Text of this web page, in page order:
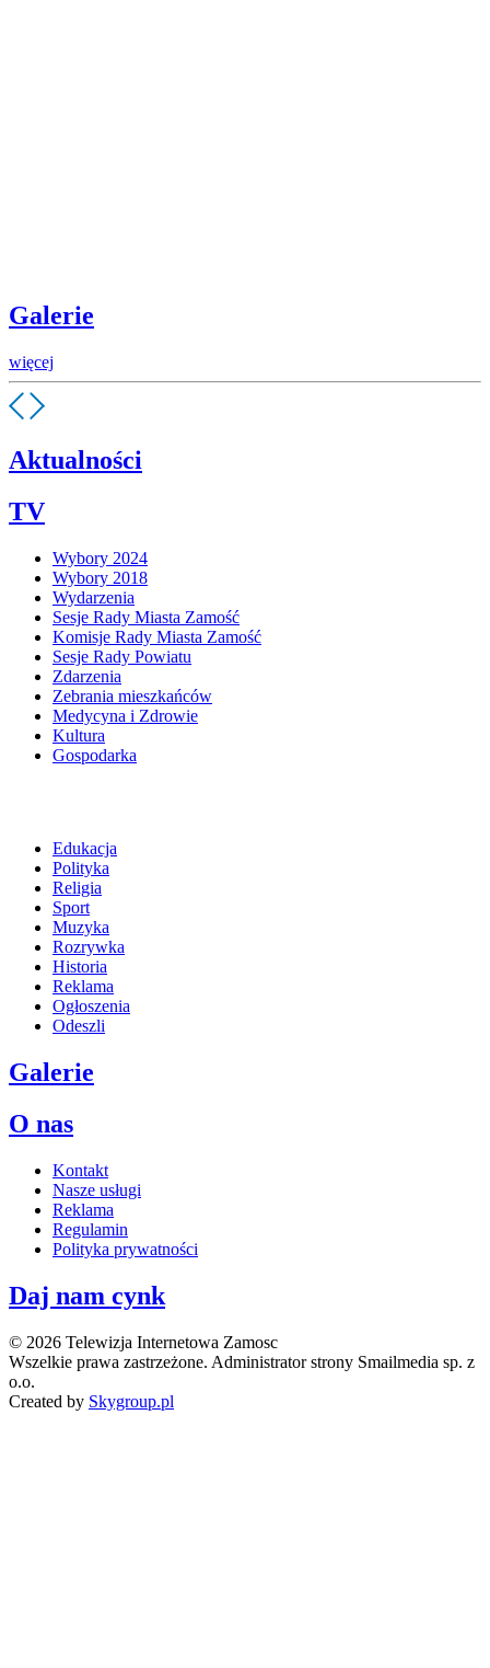
Galerie
więcej
Aktualności
TV
Wybory 2024
Wybory 2018
Wydarzenia
Sesje Rady Miasta Zamość
Komisje Rady Miasta Zamość
Sesje Rady Powiatu
Zdarzenia
Zebrania mieszkańców
Medycyna i Zdrowie
Kultura
Gospodarka
Edukacja
Polityka
Religia
Sport
Muzyka
Rozrywka
Historia
Reklama
Ogłoszenia
Odeszli
Galerie
O nas
Kontakt
Nasze usługi
Reklama
Regulamin
Polityka prywatności
Daj nam cynk
© 2026 Telewizja Internetowa Zamosc
Wszelkie prawa zastrzeżone. Administrator strony Smailmedia sp. z
o.o.
Created by Skygroup.pl